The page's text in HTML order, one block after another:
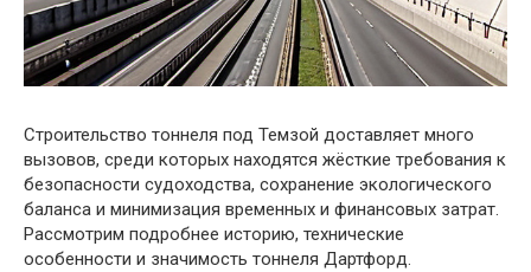
Строительство тоннеля под Темзой доставляет много
вызовов, среди которых находятся жёсткие требования к
безопасности судоходства, сохранение экологического
баланса и минимизация временных и финансовых затрат.
Рассмотрим подробнее историю, технические
особенности и значимость тоннеля Дартфорд.